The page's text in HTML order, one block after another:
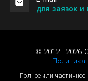
для заявок и
© 2012 - 2026
Политика
Полное или